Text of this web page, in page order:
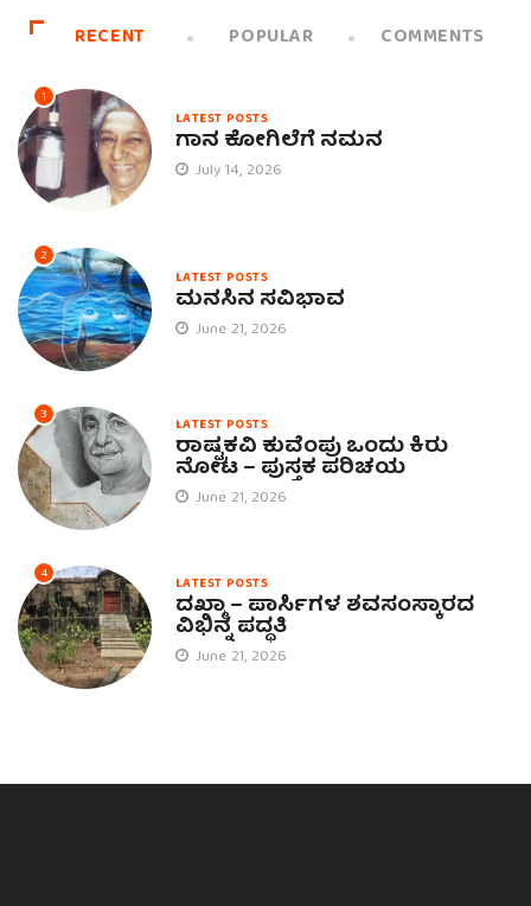
RECENT POPULAR COMMENTS
1
LATEST POSTS
ಗಾನ ಕೋಗಿಲೆಗೆ ನಮನ
July 14, 2026
2
LATEST POSTS
ಮನಸಿನ ಸವಿಭಾವ
June 21, 2026
3 LATEST POSTS
ರಾಷ್ಟ್ರಕವಿ ಕುವೆಂಪು ಒಂದು ಕಿರು
ನೋಟ – ಪುಸ್ತಕ ಪರಿಚಯ
June 21, 2026
4 LATEST POSTS
ದಖ್ಮಾ – ಪಾರ್ಸಿಗಳ ಶವಸಂಸ್ಕಾರದ
ವಿಭಿನ್ನ ಪದ್ಧತಿ
June 21, 2026